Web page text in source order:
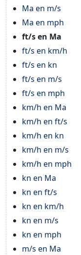
Ma en m/s
Ma en mph
ft/s en Ma
ft/s en km/h
ft/s en kn
ft/s en m/s
ft/s en mph
km/h en Ma
km/h en ft/s
km/h en kn
km/h en m/s
km/h en mph
kn en Ma
kn en ft/s
kn en km/h
kn en m/s
kn en mph
m/s en Ma